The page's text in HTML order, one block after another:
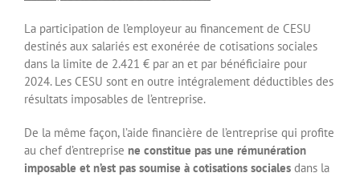
La participation de l’employeur au financement de CESU
destinés aux salariés est exonérée de cotisations sociales
dans la limite de 2.421 € par an et par bénéficiaire pour
2024. Les CESU sont en outre intégralement déductibles des
résultats imposables de l’entreprise.
De la même façon, l’aide financière de l’entreprise qui profite
au chef d’entreprise ne constitue pas une rémunération
imposable et n’est pas soumise à cotisations sociales dans la